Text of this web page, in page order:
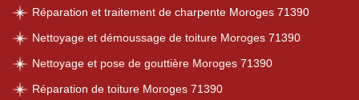
Réparation et traitement de charpente Moroges 71390
Nettoyage et démoussage de toiture Moroges 71390
Nettoyage et pose de gouttière Moroges 71390
Réparation de toiture Moroges 71390